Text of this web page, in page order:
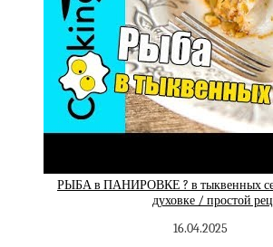
РЫБА в ПАНИРОВКЕ ? в тыквенных
духовке / простой
16.04.2025